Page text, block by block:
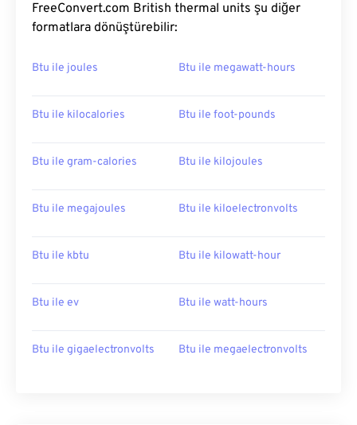
FreeConvert.com British thermal units şu diğer
formatlara dönüştürebilir:
Btu ile joules Btu ile megawatt-hours
Btu ile kilocalories Btu ile foot-pounds
Btu ile gram-calories Btu ile kilojoules
Btu ile megajoules Btu ile kiloelectronvolts
Btu ile kbtu Btu ile kilowatt-hour
Btu ile ev Btu ile watt-hours
Btu ile gigaelectronvolts Btu ile megaelectronvolts